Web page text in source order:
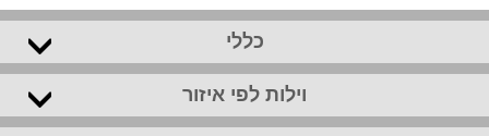
כללי
וילות לפי איזור